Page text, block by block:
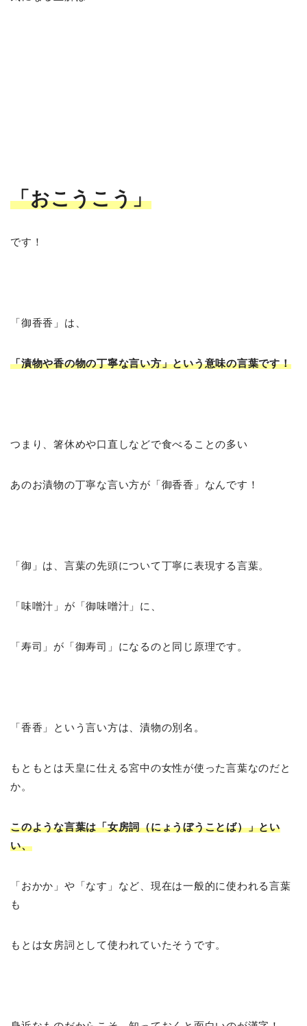
「おこうこう」
です！
「御香香」は、
「漬物や香の物の丁寧な言い方」という意味の言葉です！
つまり、箸休めや口直しなどで食べることの多い
あのお漬物の丁寧な言い方が「御香香」なんです！
「御」は、言葉の先頭について丁寧に表現する言葉。
「味噌汁」が「御味噌汁」に、
「寿司」が「御寿司」になるのと同じ原理です。
「香香」という言い方は、漬物の別名。
もともとは天皇に仕える宮中の女性が使った言葉なのだと
か。
このような言葉は「女房詞（にょうぼうことば）」とい
い、
「おかか」や「なす」など、現在は一般的に使われる言葉
も
もとは女房詞として使われていたそうです。